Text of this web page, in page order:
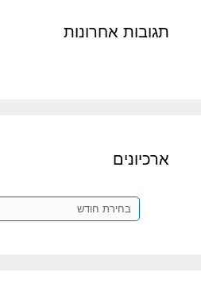
תגובות אחרונות
ארכיונים
ארכיונים